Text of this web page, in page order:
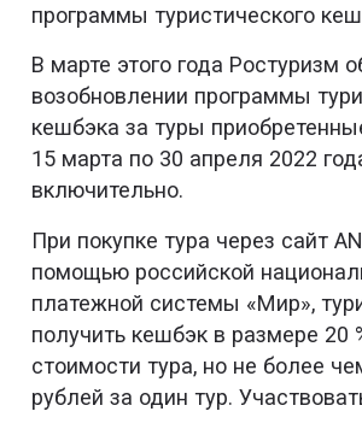
программы туристического
В марте этого года Ростуризм
возобновлении программы
кешбэка за туры
15 марта по 30 апреля 2022
включительно.
При покупке тура через сайт
помощью российской
платежной системы «Мир»,
получить кешбэк в размере 20
стоимости тура, но не более
рублей за один тур.